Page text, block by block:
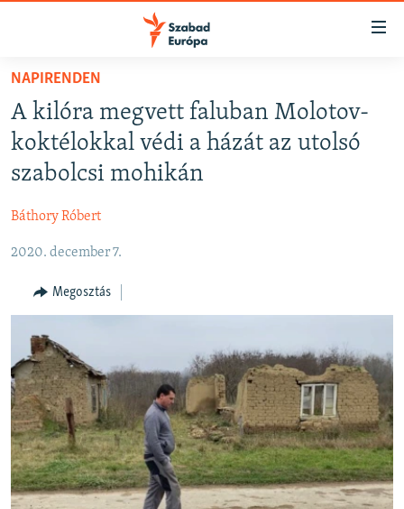
Akadálymentes
Ugrás
fő
oldalra
tartalomjegyzékre
NAPIRENDEN
AKTUÁLIS
PODCASTOK
ELEMZŐ
NER15
SZABADON
DEMOKRÁCIA
A PÉNZ NYOMÁBAN
EURÓPAI UNIÓ
VILÁG
KLÍMAVÁLTOZÁS
NAPIRENDEN
A kilóra megvett faluban Molotov-
koktélokkal védi a házát az utolsó
szabolcsi mohikán
Báthory Róbert
2020. december 7.
Megosztás
FELIRATKOZÁS